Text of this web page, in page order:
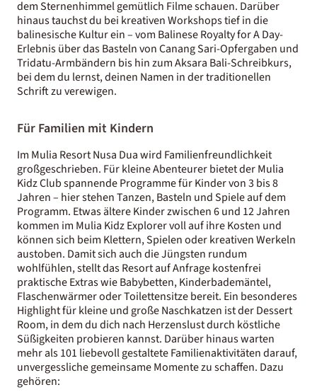
dem Sternenhimmel gemütlich Filme schauen. Darüber
hinaus tauchst du bei kreativen Workshops tief in die
balinesische Kultur ein – vom Balinese Royalty for A Day-
Erlebnis über das Basteln von Canang Sari-Opfergaben und
Tridatu-Armbändern bis hin zum Aksara Bali-Schreibkurs,
bei dem du lernst, deinen Namen in der traditionellen
Schrift zu verewigen.
Für Familien mit Kindern
Im Mulia Resort Nusa Dua wird Familienfreundlichkeit
großgeschrieben. Für kleine Abenteurer bietet der Mulia
Kidz Club spannende Programme für Kinder von 3 bis 8
Jahren – hier stehen Tanzen, Basteln und Spiele auf dem
Programm. Etwas ältere Kinder zwischen 6 und 12 Jahren
kommen im Mulia Kidz Explorer voll auf ihre Kosten und
können sich beim Klettern, Spielen oder kreativen Werkeln
austoben. Damit sich auch die Jüngsten rundum
wohlfühlen, stellt das Resort auf Anfrage kostenfrei
praktische Extras wie Babybetten, Kinderbademäntel,
Flaschenwärmer oder Toilettensitze bereit. Ein besonderes
Highlight für kleine und große Naschkatzen ist der Dessert
Room, in dem du dich nach Herzenslust durch köstliche
Süßigkeiten probieren kannst. Darüber hinaus warten
mehr als 101 liebevoll gestaltete Familienaktivitäten darauf,
unvergessliche gemeinsame Momente zu schaffen. Dazu
gehören: